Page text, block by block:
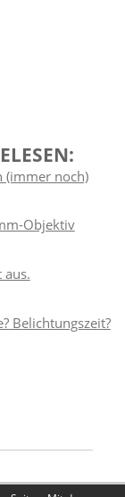
(immer noch)
Objektiv
aus.
Belichtungszeit?